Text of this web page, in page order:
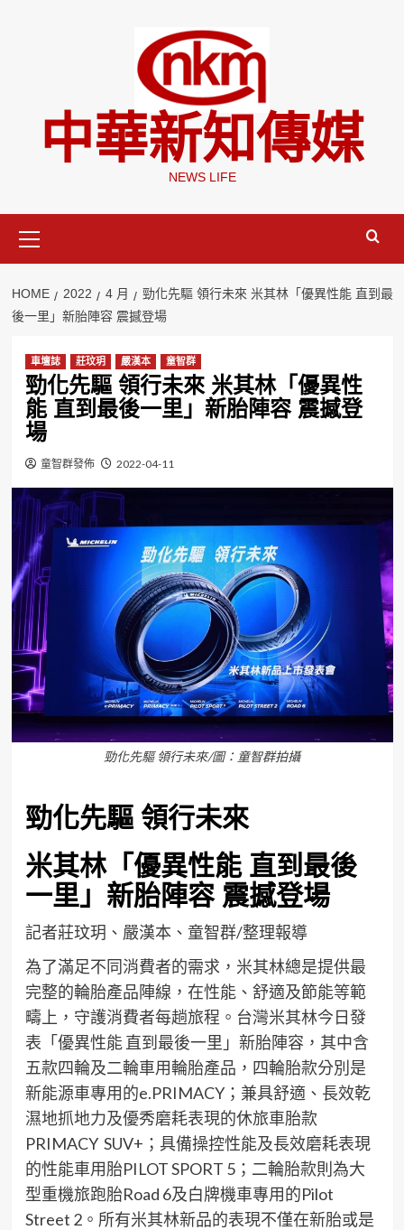
中華新知傳媒
NEWS LIFE
Menu
HOME 2022 4 月
勁化先驅 領行未來 米其林「優異性能 直到最
後一里」新胎陣容 震撼登場
車壇誌 莊玟玥 嚴漢本 童智群
勁化先驅 領行未來 米其林「優異性
能 直到最後一里」新胎陣容 震撼登
場
童智群發佈 2022-04-11
勁化先驅 領行未來/圖：童智群拍攝
勁化先驅 領行未來
米其林「 優異性能 直到最後
一里」新胎陣容 震撼登場
記者莊玟玥、嚴漢本、童智群/整理報導
為了滿足不同消費者的需求，米其林總是提供最
完整的輪胎產品陣線，在性能、舒適及節能等範
疇上，守護消費者每趟旅程。 台灣米其林今日發
表 「優異性能 直到最後一里」 新胎陣容 ，其中含
五款四輪及二輪車用輪胎產品 ， 四輪胎款分別 是
新能源車專用的e.PRIMACY； 兼具舒適 、 長效乾
濕地抓地力及優秀磨耗表現的休旅車胎款
PRIMACY SUV+ ； 具備操控性能及長效磨耗表現
的性能車用胎PILOT SPORT 5； 二輪胎款則 為大
型重機旅跑胎Road 6及白牌機車專用的Pilot
Street 2。所有米其林新品的表現不僅在新胎或是